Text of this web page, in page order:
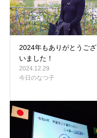
2024年もありがとうござ
いました！
2024.12.29
今日のなつ子